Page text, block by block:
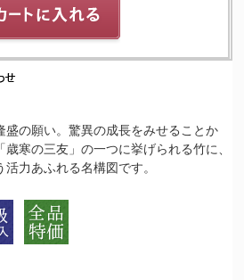
盛の願い。驚異の成長をみせることか
寒の三友」の一つに挙げられる竹に、
力あふれる名構図です。